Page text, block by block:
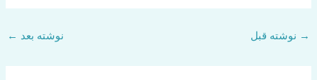
→ نوشته قبل نوشته بعد ←